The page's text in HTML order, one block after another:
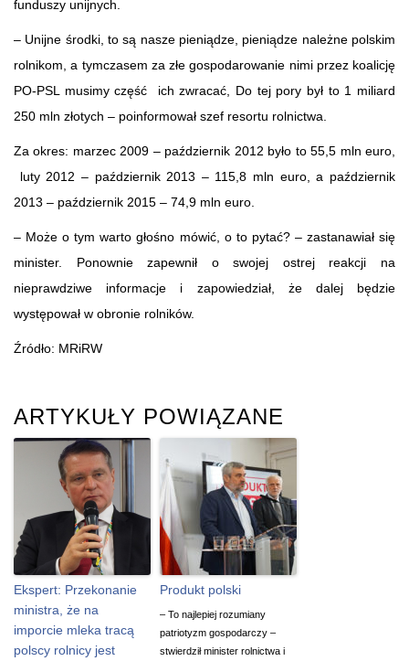
funduszy unijnych.
– Unijne środki, to są nasze pieniądze, pieniądze należne polskim
rolnikom, a tymczasem za złe gospodarowanie nimi przez koalicję
PO-PSL musimy część ich zwracać, Do tej pory był to 1 miliard
250 mln złotych – poinformował szef resortu rolnictwa.
Za okres: marzec 2009 – październik 2012 było to 55,5 mln euro,
luty 2012 – październik 2013 – 115,8 mln euro, a październik
2013 – październik 2015 – 74,9 mln euro.
– Może o tym warto głośno mówić, o to pytać? – zastanawiał się
minister. Ponownie zapewnił o swojej ostrej reakcji na
nieprawdziwe informacje i zapowiedział, że dalej będzie
występował w obronie rolników.
Źródło: MRiRW
ARTYKUŁY POWIĄZANE
Ekspert: Przekonanie
ministra, że na
imporcie mleka tracą
polscy rolnicy jest
Produkt polski
– To najlepiej rozumiany
patriotyzm gospodarczy –
stwierdził minister rolnictwa i